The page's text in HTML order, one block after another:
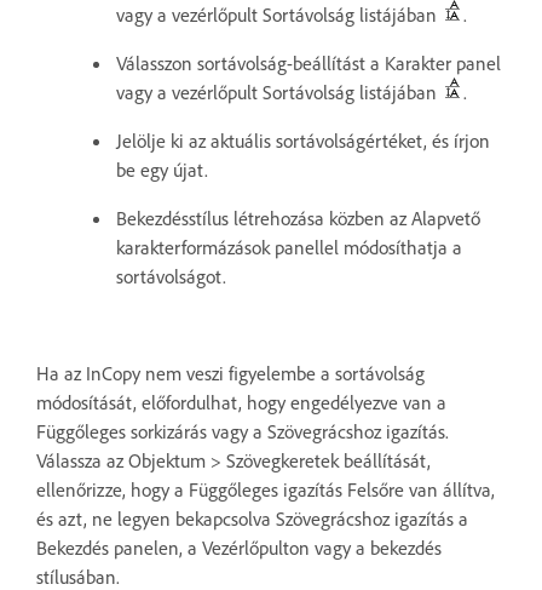
vagy a vezérlőpult Sortávolság listájában
.
Válasszon sortávolság-beállítást a Karakter panel
vagy a vezérlőpult Sortávolság listájában
.
Jelölje ki az aktuális sortávolságértéket, és írjon
be egy újat.
Bekezdésstílus létrehozása közben az Alapvető
karakterformázások panellel módosíthatja a
sortávolságot.
Ha az InCopy nem veszi figyelembe a sortávolság
módosítását, előfordulhat, hogy engedélyezve van a
Függőleges sorkizárás vagy a Szövegrácshoz igazítás.
Válassza az Objektum > Szövegkeretek beállítását,
ellenőrizze, hogy a Függőleges igazítás Felsőre van állítva,
és azt, ne legyen bekapcsolva Szövegrácshoz igazítás a
Bekezdés panelen, a Vezérlőpulton vagy a bekezdés
stílusában.